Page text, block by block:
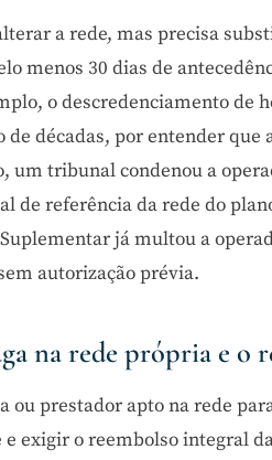
a rede, mas precisa
menos 30 dias de
o descredenciamento de
décadas, por entender
um tribunal condenou a
de referência da rede do
já multou a
autorização prévia.
na rede própria e
ou prestador apto na rede
exigir o reembolso integral